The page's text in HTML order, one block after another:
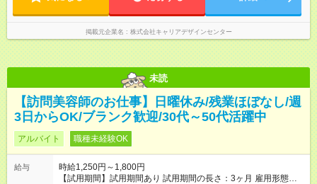
掲載元企業名 株式会社キャリアデザインセンター
未読
【訪問美容師のお仕事】日曜休み/残業ほぼなし/週
3日からOK/ブランク歓迎/30代～50代活躍中
アルバイト 職種未経験OK
給与
時給1,250円～1,800円
【試用期間】試用期間あり 試用期間の長さ：3ヶ月 雇用形態、